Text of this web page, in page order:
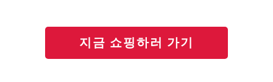
지금 쇼핑하러 가기